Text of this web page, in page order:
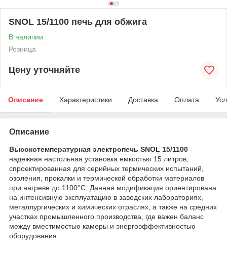
SNOL 15/1100 печь для обжига
В наличии
Розница
Цену уточняйте
Описание Характеристики Доставка Оплата
Описание
Высокотемпературная электропечь SNOL 15/1100 -
надежная настольная установка емкостью 15 литров,
спроектированная для серийных термических испытаний,
озоления, прокалки и термической обработки материалов
при нагреве до 1100°C. Данная модификация ориентирована
на интенсивную эксплуатацию в заводских лабораториях,
металлургических и химических отраслях, а также на средних
участках промышленного производства, где важен баланс
между вместимостью камеры и энергоэффективностью
оборудования.